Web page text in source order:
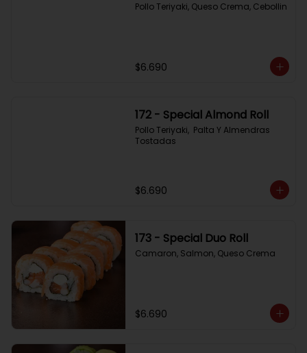
Pollo Teriyaki, Queso Crema, Cebollin
$6.690
172 - Special Almond Roll
Pollo Teriyaki,  Palta Y Almendras
Tostadas
$6.690
173 - Special Duo Roll
Camaron, Salmon, Queso Crema
$6.690